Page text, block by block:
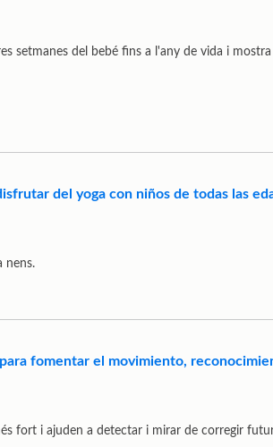
setmanes del bebé fins a l'any de vida i
del yoga con niños de todas las
nens.
fomentar el movimiento,
fort i ajuden a detectar i mirar de corregir